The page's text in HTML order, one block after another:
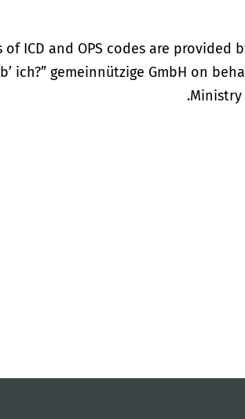
ICD and OPS codes are provided
ich?” gemeinnützige GmbH on
Ministry